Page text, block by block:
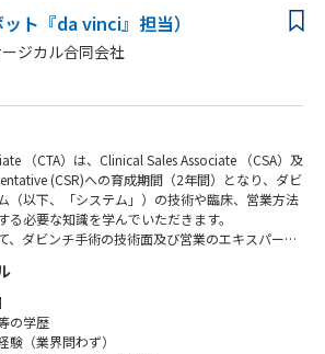
：
プへのエスカレーションレポート作成
連携による解決策の立案、実行、顧客報告
サポート：
タ取得、アイディアの立案、装置性能改善品の評
：プロジェクト参加
確認
取得、改善等
不具合点フィードバック、手順書作成、必要治具
レポート等作成
ための事前検知レポート作成
料作成、説明等
テナンス・保全経験
ご経験
系
、または半導体デバイスメーカーでの業務経験
、トラブル対応の経験
程に関わった経験
系
操作マニュアルの読解力
の知見
語不問）
ト『da vinci』担当）
ジカル合同会社
（CTA）は、Clinical Sales Associate （CSA）及
(CSR)への育成期間（2年間）となり、ダビ
（以下、「システム」）の技術や臨床、営業方法
必要な知識を学んでいただきます。
、ダビンチ手術の技術面及び営業のエキスパート
グを受け、配属されたエリアでの営業活動を通し
を最大化するサポートを行います。
対して、ダビンチ手術テクノロジートレーニング
施される前に修了いただくことが必須となるトレ
の学歴
験（業界問わず）